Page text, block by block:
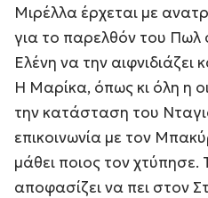
Μιρέλλα έρχεται με
για το παρελθόν του Πωλ
Ελένη να την
Η Μαρίκα, όπως κι όλη η
την κατάσταση του
επικοινωνία με τον
μάθει ποιος τον
αποφασίζει να πει στον